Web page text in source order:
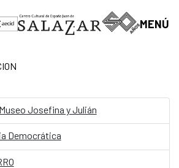
principal
MENÚ
Josefina y Julián
Democrática